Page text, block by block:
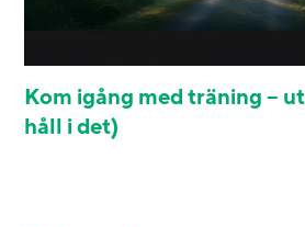
Kom igång med träning –
håll i det)